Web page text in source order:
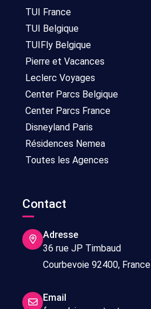
TUI France
TUI Belgique
TUIFly Belgique
Pierre et Vacances
Leclerc Voyages
Center Parcs Belgique
Center Parcs France
Disneyland Paris
Résidences Nemea
Toutes les Agences
Contact
Adresse
36 rue JP Timbaud
Courbevoie 92400, France
Email